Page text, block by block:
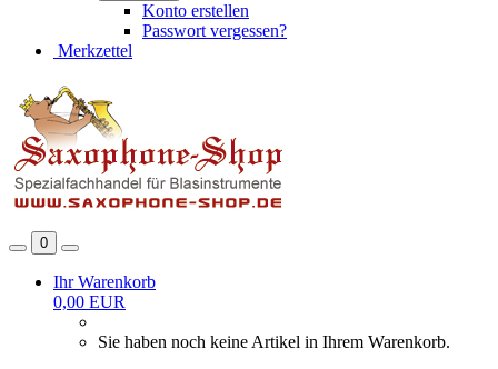
Konto erstellen
Passwort vergessen?
Merkzettel
0
Ihr Warenkorb
0,00 EUR
Sie haben noch keine Artikel in Ihrem Warenkorb.